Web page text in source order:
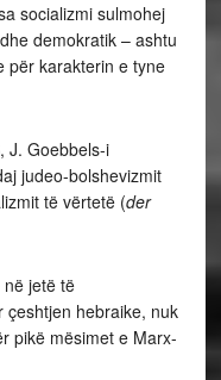
socializmi sulmohej
demokratik – ashtu
për karakterin e tyne
J. Goebbels-i
judeo-bolshevizmit
të vërtetë (der
jetë të
çeshtjen hebraike, nuk
pikë mësimet e Marx-